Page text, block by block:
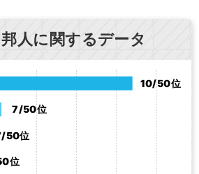
人に関するデータ
位
50位
7/50位
10/50位